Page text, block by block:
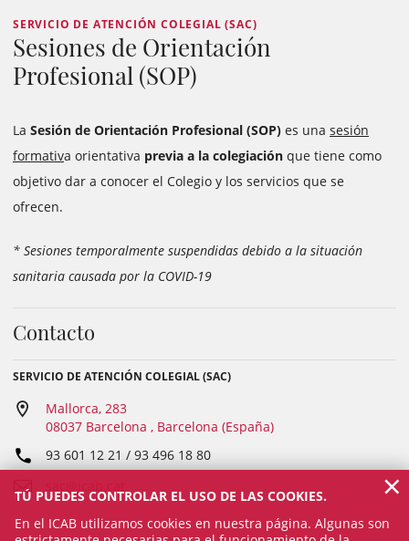
SERVICIO DE ATENCIÓN COLEGIAL (SAC)
Sesiones de Orientación
Profesional (SOP)
La Sesión de Orientación Profesional (SOP) es una sesión
formativa orientativa previa a la colegiación que tiene como
objetivo dar a conocer el Colegio y los servicios que se
ofrecen.
* Sesiones temporalmente suspendidas debido a la situación
sanitaria causada por la COVID-19
Contacto
SERVICIO DE ATENCIÓN COLEGIAL (SAC)
Mallorca, 283
08037 Barcelona , Barcelona (España)
93 601 12 21 / 93 496 18 80
TÚ PUEDES CONTROLAR EL USO DE LAS COOKIES.
En el ICAB utilizamos cookies en nuestra página. Algunas son
×